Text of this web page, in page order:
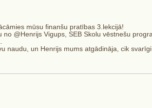
mūsu finanšu pratības 3.lekcijā!
@Henrijs Vigups, SEB Skolu vēstnešu
naudu, un Henrijs mums atgādināja, cik